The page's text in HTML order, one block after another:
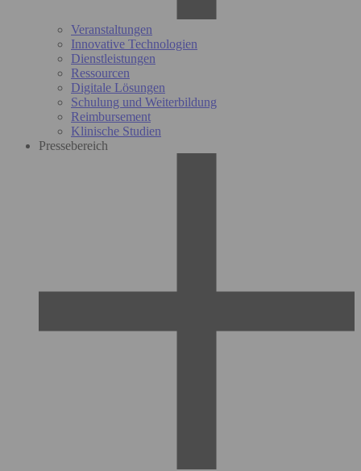
Veranstaltungen
Innovative Technologien
Dienstleistungen
Ressourcen
Digitale Lösungen
Schulung und Weiterbildung
Reimbursement
Klinische Studien
Pressebereich